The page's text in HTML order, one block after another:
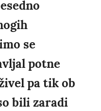
se
potne
pa tik ob
bili zaradi